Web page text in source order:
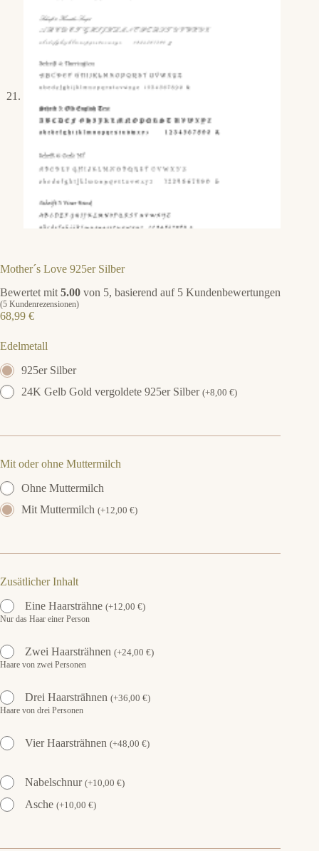
Mother´s Love 925er Silber
Bewertet mit 5.00 von 5, basierend auf 5 Kundenbewertungen
(5 Kundenrezensionen)
68,99 €
Edelmetall
925er Silber
24K Gelb Gold vergoldete 925er Silber (+8,00 €)
Mit oder ohne Muttermilch
Ohne Muttermilch
Mit Muttermilch (+12,00 €)
Zusätlicher Inhalt
Eine Haarsträhne (+12,00 €)
Nur das Haar einer Person
Zwei Haarsträhnen (+24,00 €)
Haare von zwei Personen
Drei Haarsträhnen (+36,00 €)
Haare von drei Personen
Vier Haarsträhnen (+48,00 €)
Nabelschnur (+10,00 €)
Asche (+10,00 €)